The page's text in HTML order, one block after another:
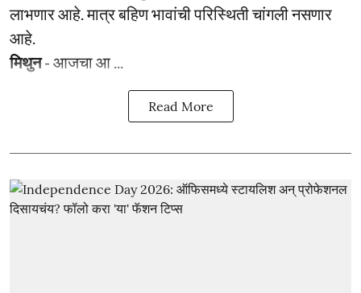
लाभणार आहे. मात्र बहिण भावांची परिस्थिती चांगली नसणार
आहे.
मिथुन- आजचा आ ...
Read More